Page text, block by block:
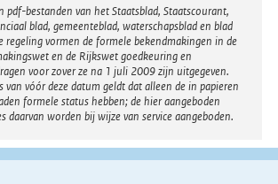
pdf-bestanden van het Staatsblad, Staatscourant,
blad, gemeenteblad, waterschapsblad en blad
regeling vormen de formele bekendmakingen in de
en de Rijkswet goedkeuring en
voor zover ze na 1 juli 2009 zijn uitgegeven.
van vóór deze datum geldt dat alleen de in papieren
formele status hebben; de hier aangeboden
daarvan worden bij wijze van service aangeboden.